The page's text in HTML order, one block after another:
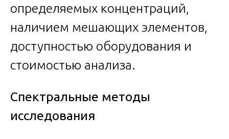
определяемых концентраций,
наличием мешающих элементов,
доступностью оборудования и
стоимостью анализа.
Спектральные методы
исследования